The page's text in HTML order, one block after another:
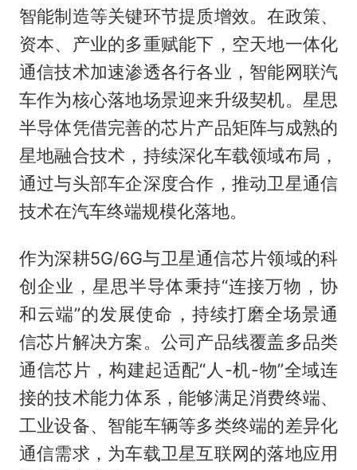
智能制造等关键环节提质增效。在政策、
资本、产业的多重赋能下，空天地一体化
通信技术加速渗透各行各业，智能网联汽
车作为核心落地场景迎来升级契机。星思
半导体凭借完善的芯片产品矩阵与成熟的
星地融合技术，持续深化车载领域布局，
通过与头部车企深度合作，推动卫星通信
技术在汽车终端规模化落地。
作为深耕5G/6G与卫星通信芯片领域的科
创企业，星思半导体秉持“连接万物，协
和云端”的发展使命，持续打磨全场景通
信芯片解决方案。公司产品线覆盖多品类
通信芯片，构建起适配“人-机-物”全域连
接的技术能力体系，能够满足消费终端、
工业设备、智能车辆等多类终端的差异化
通信需求，为车载卫星互联网的落地应用